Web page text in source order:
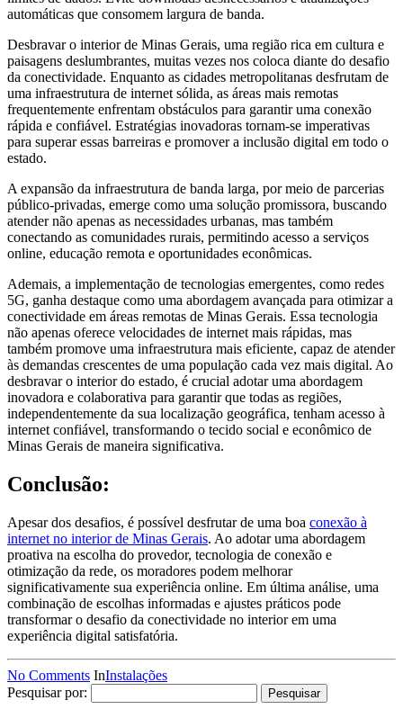
automáticas que consomem largura de banda.
Desbravar o interior de Minas Gerais, uma região rica em cultura e
paisagens deslumbrantes, muitas vezes nos coloca diante do desafio
da conectividade. Enquanto as cidades metropolitanas desfrutam de
uma infraestrutura de internet sólida, as áreas mais remotas
frequentemente enfrentam obstáculos para garantir uma conexão
rápida e confiável. Estratégias inovadoras tornam-se imperativas
para superar essas barreiras e promover a inclusão digital em todo o
estado.
A expansão da infraestrutura de banda larga, por meio de parcerias
público-privadas, emerge como uma solução promissora, buscando
atender não apenas as necessidades urbanas, mas também
conectando as comunidades rurais, permitindo acesso a serviços
online, educação remota e oportunidades econômicas.
Ademais, a implementação de tecnologias emergentes, como redes
5G, ganha destaque como uma abordagem avançada para otimizar a
conectividade em áreas remotas de Minas Gerais. Essa tecnologia
não apenas oferece velocidades de internet mais rápidas, mas
também promove uma infraestrutura mais eficiente, capaz de atender
às demandas crescentes de uma população cada vez mais digital. Ao
desbravar o interior do estado, é crucial adotar uma abordagem
inovadora e colaborativa para garantir que todas as regiões,
independentemente da sua localização geográfica, tenham acesso à
internet confiável, transformando o tecido social e econômico de
Minas Gerais de maneira significativa.
Conclusão:
Apesar dos desafios, é possível desfrutar de uma boa conexão à
internet no interior de Minas Gerais. Ao adotar uma abordagem
proativa na escolha do provedor, tecnologia de conexão e
otimização da rede, os moradores podem melhorar
significativamente sua experiência online. Em última análise, uma
combinação de escolhas informadas e ajustes práticos pode
transformar o desafio da conectividade no interior em uma
experiência digital satisfatória.
No Comments InInstalações
Pesquisar por: